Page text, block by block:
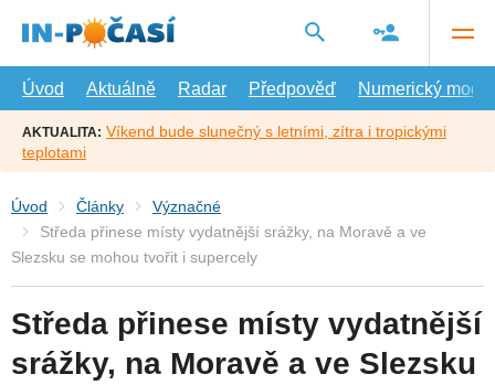
hlavní
Úvod
Aktuálně Radar Předpověď Numerický model
AKTUALITA: Víkend bude slunečný s letními, zítra i tropickými
teplotami
Úvod Články
Význačné
Středa přinese místy vydatnější srážky, na Moravě a ve
Slezsku se mohou tvořit i supercely
Středa přinese místy vydatnější
srážky, na Moravě a ve Slezsku